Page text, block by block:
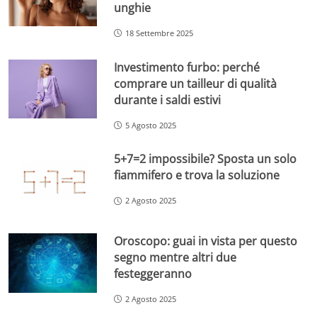
unghie
18 Settembre 2025
Investimento furbo: perché
comprare un tailleur di qualità
durante i saldi estivi
5 Agosto 2025
5+7=2 impossibile? Sposta un solo
fiammifero e trova la soluzione
2 Agosto 2025
Oroscopo: guai in vista per questo
segno mentre altri due
festeggeranno
2 Agosto 2025